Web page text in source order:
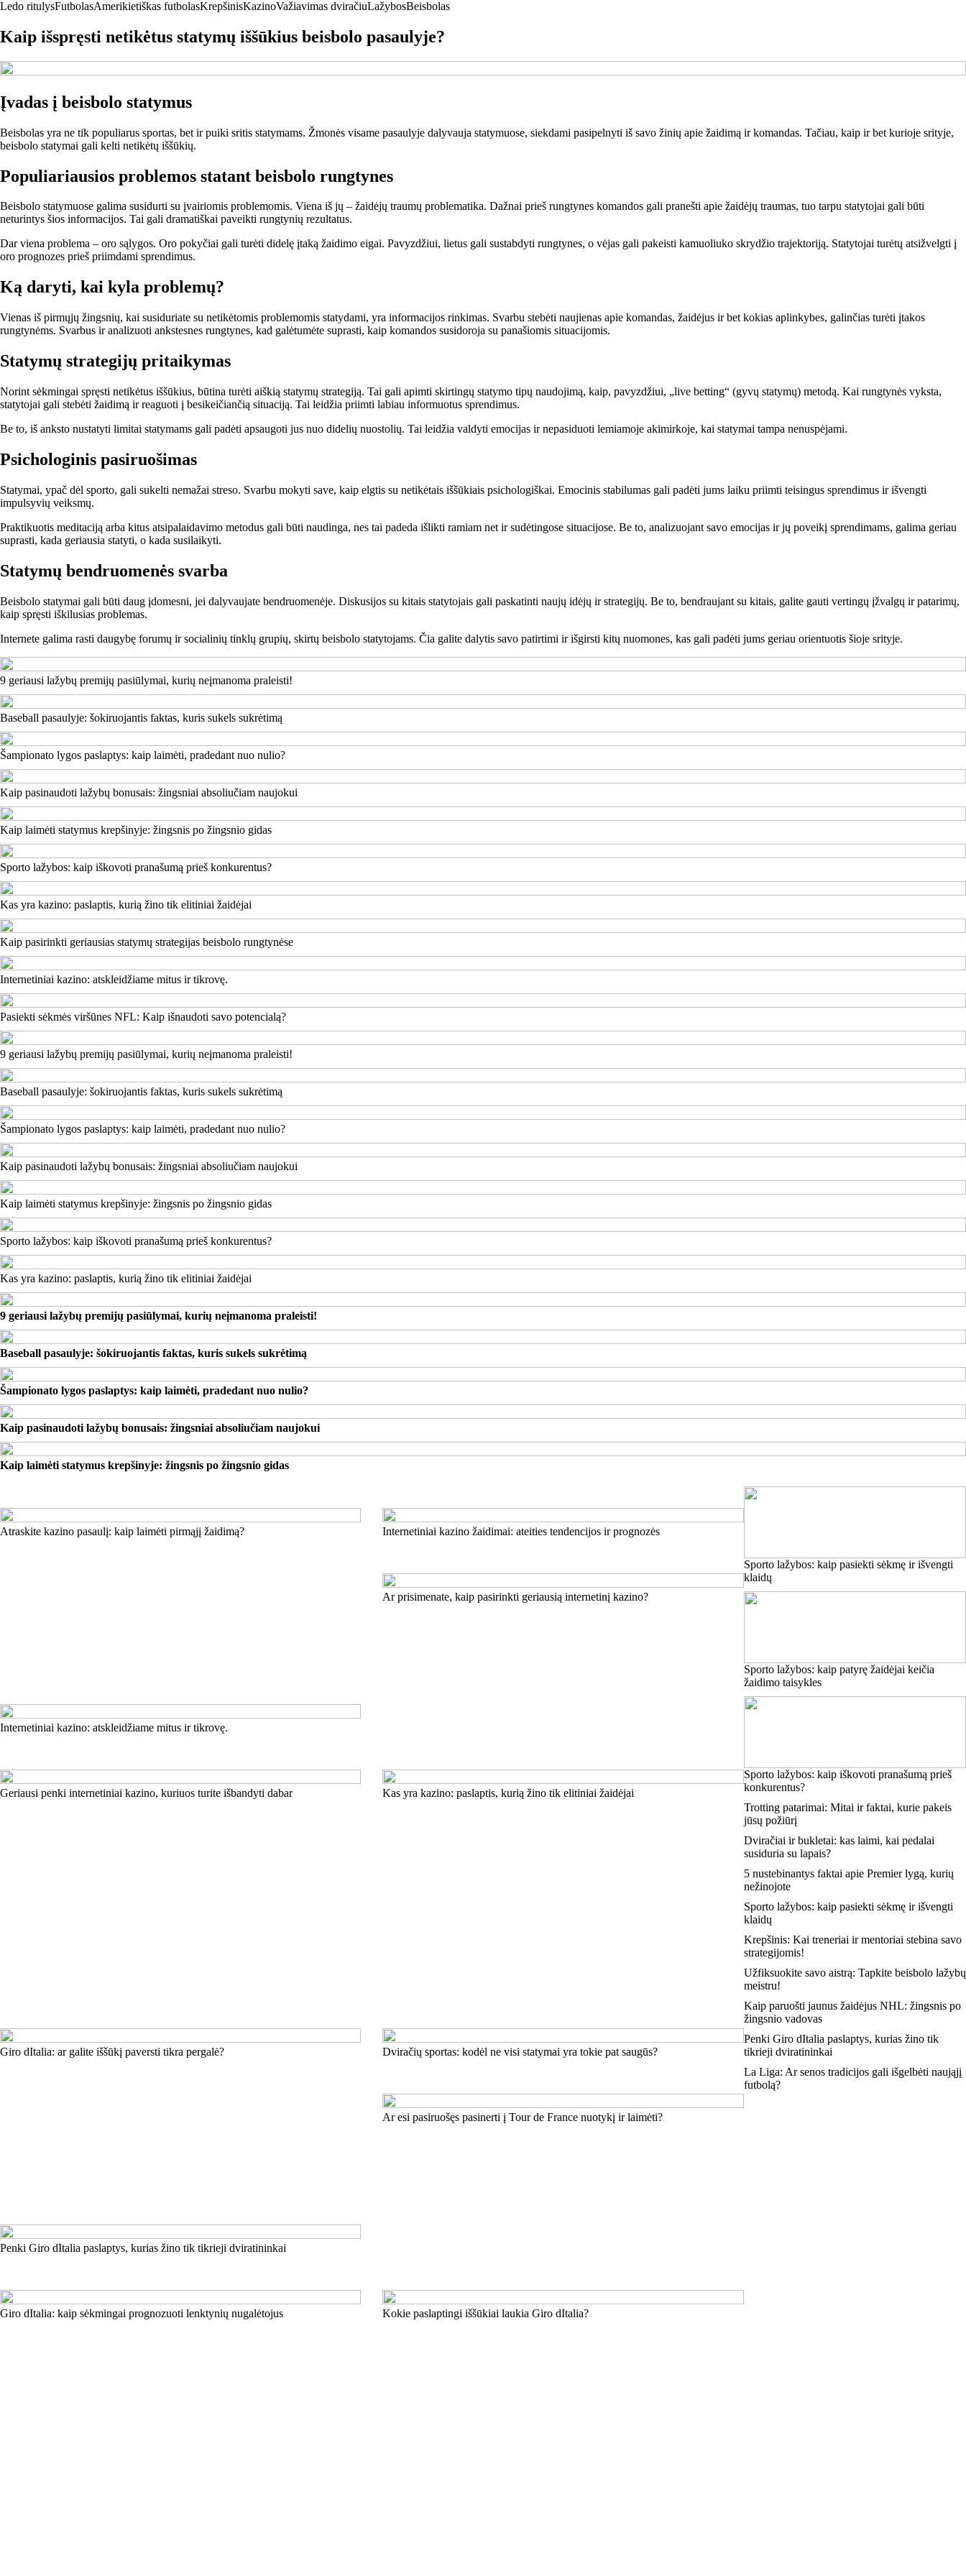
Ledo ritulysFutbolasAmerikietiškas futbolasKrepšinisKazinoVažiavimas dviračiuLažybosBeisbolas
Kaip išspręsti netikėtus statymų iššūkius beisbolo pasaulyje?
Įvadas į beisbolo statymus
Beisbolas yra ne tik populiarus sportas, bet ir puiki sritis statymams. Žmonės visame pasaulyje dalyvauja statymuose, siekdami pasipelnyti iš savo žinių apie žaidimą ir komandas. Tačiau, kaip ir bet kurioje srityje,
beisbolo statymai gali kelti netikėtų iššūkių.
Populiariausios problemos statant beisbolo rungtynes
Beisbolo statymuose galima susidurti su įvairiomis problemomis. Viena iš jų – žaidėjų traumų problematika. Dažnai prieš rungtynes komandos gali pranešti apie žaidėjų traumas, tuo tarpu statytojai gali būti
neturintys šios informacijos. Tai gali dramatiškai paveikti rungtynių rezultatus.
Dar viena problema – oro sąlygos. Oro pokyčiai gali turėti didelę įtaką žaidimo eigai. Pavyzdžiui, lietus gali sustabdyti rungtynes, o vėjas gali pakeisti kamuoliuko skrydžio trajektoriją. Statytojai turėtų atsižvelgti į
oro prognozes prieš priimdami sprendimus.
Ką daryti, kai kyla problemų?
Vienas iš pirmųjų žingsnių, kai susiduriate su netikėtomis problemomis statydami, yra informacijos rinkimas. Svarbu stebėti naujienas apie komandas, žaidėjus ir bet kokias aplinkybes, galinčias turėti įtakos
rungtynėms. Svarbus ir analizuoti ankstesnes rungtynes, kad galėtumėte suprasti, kaip komandos susidoroja su panašiomis situacijomis.
Statymų strategijų pritaikymas
Norint sėkmingai spręsti netikėtus iššūkius, būtina turėti aiškią statymų strategiją. Tai gali apimti skirtingų statymo tipų naudojimą, kaip, pavyzdžiui, „live betting“ (gyvų statymų) metodą. Kai rungtynės vyksta,
statytojai gali stebėti žaidimą ir reaguoti į besikeičiančią situaciją. Tai leidžia priimti labiau informuotus sprendimus.
Be to, iš anksto nustatyti limitai statymams gali padėti apsaugoti jus nuo didelių nuostolių. Tai leidžia valdyti emocijas ir nepasiduoti lemiamoje akimirkoje, kai statymai tampa nenuspėjami.
Psichologinis pasiruošimas
Statymai, ypač dėl sporto, gali sukelti nemažai streso. Svarbu mokyti save, kaip elgtis su netikėtais iššūkiais psichologiškai. Emocinis stabilumas gali padėti jums laiku priimti teisingus sprendimus ir išvengti
impulsyvių veiksmų.
Praktikuotis meditaciją arba kitus atsipalaidavimo metodus gali būti naudinga, nes tai padeda išlikti ramiam net ir sudėtingose situacijose. Be to, analizuojant savo emocijas ir jų poveikį sprendimams, galima geriau
suprasti, kada geriausia statyti, o kada susilaikyti.
Statymų bendruomenės svarba
Beisbolo statymai gali būti daug įdomesni, jei dalyvaujate bendruomenėje. Diskusijos su kitais statytojais gali paskatinti naujų idėjų ir strategijų. Be to, bendraujant su kitais, galite gauti vertingų įžvalgų ir patarimų,
kaip spręsti iškilusias problemas.
Internete galima rasti daugybę forumų ir socialinių tinklų grupių, skirtų beisbolo statytojams. Čia galite dalytis savo patirtimi ir išgirsti kitų nuomones, kas gali padėti jums geriau orientuotis šioje srityje.
9 geriausi lažybų premijų pasiūlymai, kurių neįmanoma praleisti!
Baseball pasaulyje: šokiruojantis faktas, kuris sukels sukrėtimą
Šampionato lygos paslaptys: kaip laimėti, pradedant nuo nulio?
Kaip pasinaudoti lažybų bonusais: žingsniai absoliučiam naujokui
Kaip laimėti statymus krepšinyje: žingsnis po žingsnio gidas
Sporto lažybos: kaip iškovoti pranašumą prieš konkurentus?
Kas yra kazino: paslaptis, kurią žino tik elitiniai žaidėjai
Kaip pasirinkti geriausias statymų strategijas beisbolo rungtynėse
Internetiniai kazino: atskleidžiame mitus ir tikrovę.
Pasiekti sėkmės viršūnes NFL: Kaip išnaudoti savo potencialą?
9 geriausi lažybų premijų pasiūlymai, kurių neįmanoma praleisti!
Baseball pasaulyje: šokiruojantis faktas, kuris sukels sukrėtimą
Šampionato lygos paslaptys: kaip laimėti, pradedant nuo nulio?
Kaip pasinaudoti lažybų bonusais: žingsniai absoliučiam naujokui
Kaip laimėti statymus krepšinyje: žingsnis po žingsnio gidas
Sporto lažybos: kaip iškovoti pranašumą prieš konkurentus?
Kas yra kazino: paslaptis, kurią žino tik elitiniai žaidėjai
9 geriausi lažybų premijų pasiūlymai, kurių neįmanoma praleisti!
Baseball pasaulyje: šokiruojantis faktas, kuris sukels sukrėtimą
Šampionato lygos paslaptys: kaip laimėti, pradedant nuo nulio?
Kaip pasinaudoti lažybų bonusais: žingsniai absoliučiam naujokui
Kaip laimėti statymus krepšinyje: žingsnis po žingsnio gidas
Atraskite kazino pasaulį: kaip laimėti pirmąjį žaidimą?
Internetiniai kazino: atskleidžiame mitus ir tikrovę.
Internetiniai kazino žaidimai: ateities tendencijos ir prognozės
Ar prisimenate, kaip pasirinkti geriausią internetinį kazino?
Geriausi penki internetiniai kazino, kuriuos turite išbandyti dabar Kas yra kazino: paslaptis, kurią žino tik elitiniai žaidėjai
Giro dItalia: ar galite iššūkį paversti tikra pergalė?
Penki Giro dItalia paslaptys, kurias žino tik tikrieji dviratininkai
Dviračių sportas: kodėl ne visi statymai yra tokie pat saugūs?
Ar esi pasiruošęs pasinerti į Tour de France nuotykį ir laimėti?
Giro dItalia: kaip sėkmingai prognozuoti lenktynių nugalėtojus Kokie paslaptingi iššūkiai laukia Giro dItalia?
Sporto lažybos: kaip pasiekti sėkmę ir išvengti
klaidų
Sporto lažybos: kaip patyrę žaidėjai keičia
žaidimo taisykles
Sporto lažybos: kaip iškovoti pranašumą prieš
konkurentus?
Trotting patarimai: Mitai ir faktai, kurie pakeis
jūsų požiūrį
Dviračiai ir bukletai: kas laimi, kai pedalai
susiduria su lapais?
5 nustebinantys faktai apie Premier lygą, kurių
nežinojote
Sporto lažybos: kaip pasiekti sėkmę ir išvengti
klaidų
Krepšinis: Kai treneriai ir mentoriai stebina savo
strategijomis!
Užfiksuokite savo aistrą: Tapkite beisbolo lažybų
meistru!
Kaip paruošti jaunus žaidėjus NHL: žingsnis po
žingsnio vadovas
Penki Giro dItalia paslaptys, kurias žino tik
tikrieji dviratininkai
La Liga: Ar senos tradicijos gali išgelbėti naująjį
futbolą?